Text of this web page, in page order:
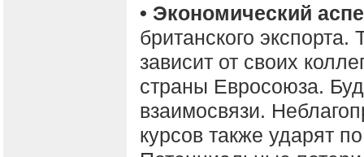
• Экономический
британского
зависит от своих
страны Евросоюза.
взаимосвязи.
курсов также ударят